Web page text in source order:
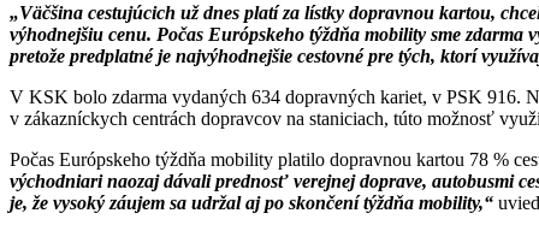
„Väčšina cestujúcich už dnes platí za lístky dopravnou kartou,
výhodnejšiu cenu. Počas Európskeho týždňa mobility sme
pretože predplatné je najvýhodnejšie cestovné pre tých, ktorí
V KSK bolo zdarma vydaných 634 dopravných kariet, v PSK 916.
v zákazníckych centrách dopravcov na staniciach, túto možnosť
Počas Európskeho týždňa mobility platilo dopravnou kartou 78 %
východniari naozaj dávali prednosť verejnej doprave, autobusmi
je, že vysoký záujem sa udržal aj po skončení týždňa mobility,“